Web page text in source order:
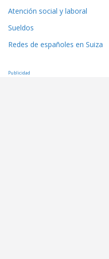
Atención social y laboral
Sueldos
Redes de españoles en Suiza
Publicidad